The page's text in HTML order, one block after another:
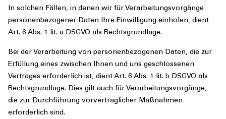
In solchen Fällen, in denen wir für Verarbeitungsvorgänge
personenbezogener Daten Ihre Einwilligung einholen, dient
Art. 6 Abs. 1 lit. a DSGVO als Rechtsgrundlage.
Bei der Verarbeitung von personenbezogenen Daten, die zur
Erfüllung eines zwischen Ihnen und uns geschlossenen
Vertrages erforderlich ist, dient Art. 6 Abs. 1 lit. b DSGVO als
Rechtsgrundlage. Dies gilt auch für Verarbeitungsvorgänge,
die zur Durchführung vorvertraglicher Maßnahmen
erforderlich sind.